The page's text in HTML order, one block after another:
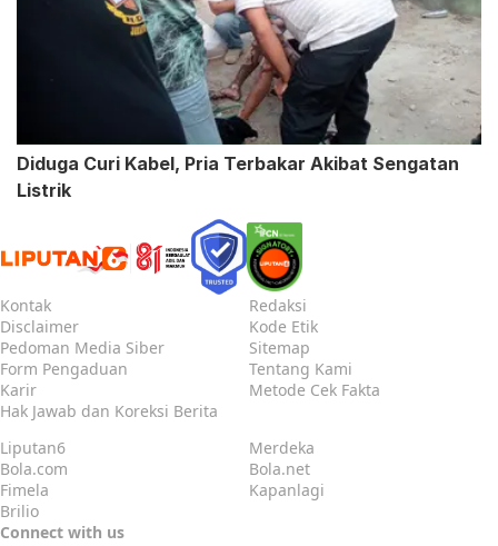
Diduga Curi Kabel, Pria Terbakar Akibat Sengatan
Listrik
Kontak
Redaksi
Disclaimer
Kode Etik
Pedoman Media Siber
Sitemap
Form Pengaduan
Tentang Kami
Karir
Metode Cek Fakta
Hak Jawab dan Koreksi Berita
Liputan6
Merdeka
Bola.com
Bola.net
Fimela
Kapanlagi
Brilio
Connect with us